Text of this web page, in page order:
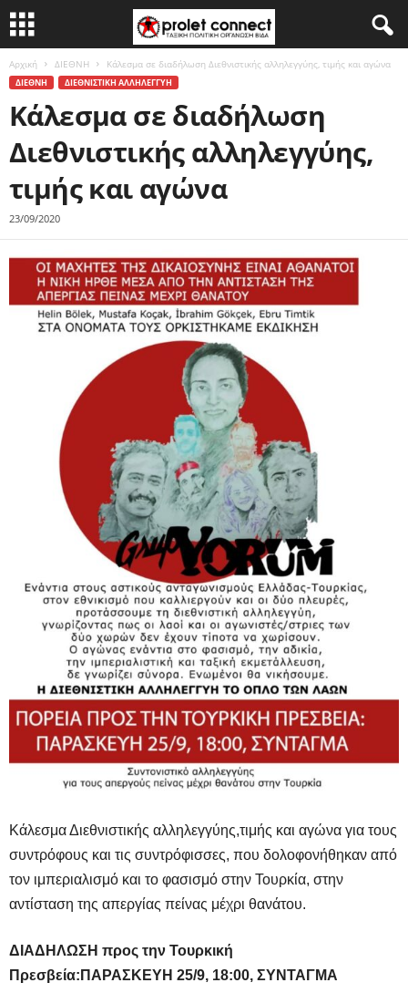
Αρχική ΔΙΕΘΝΗ Κάλεσμα σε διαδήλωση Διεθνιστικής αλληλεγγύης, τιμής και αγώνα
ΔΙΕΘΝΗ ΔΙΕΘΝΙΣΤΙΚΗ ΑΛΛΗΛΕΓΓΥΗ
Κάλεσμα σε διαδήλωση
Διεθνιστικής αλληλεγγύης,
τιμής και αγώνα
23/09/2020
Κάλεσμα Διεθνιστικής αλληλεγγύης,τιμής και αγώνα για τους
συντρόφους και τις συντρόφισσες, που δολοφονήθηκαν από
τον ιμπεριαλισμό και το φασισμό στην Τουρκία, στην
αντίσταση της απεργίας πείνας μέχρι θανάτου.
ΔΙΑΔΗΛΩΣΗ προς την Τουρκική
Πρεσβεία: ΠΑΡΑΣΚΕΥΗ 25/9, 18:00, ΣΥΝΤΑΓΜΑ